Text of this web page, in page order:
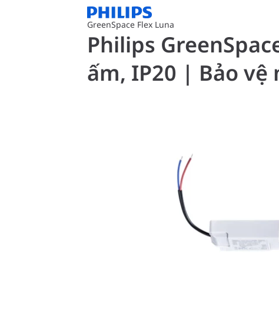
GreenSpace Flex Luna
Philips
ấm, IP20 | Bảo vệ